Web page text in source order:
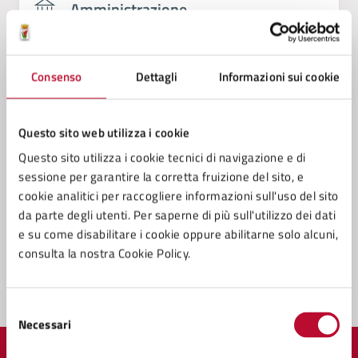
Consenso Dettagli Informazioni sui cookie
Questo sito web utilizza i cookie
Questo sito utilizza i cookie tecnici di navigazione e di
sessione per garantire la corretta fruizione del sito, e
cookie analitici per raccogliere informazioni sull'uso del sito
da parte degli utenti. Per saperne di più sull'utilizzo dei dati
e su come disabilitare i cookie oppure abilitarne solo alcuni,
consulta la nostra Cookie Policy.
delNecessari
Amministrazione
della Zona Val di Cecina
Servizio Cultura
Servizio Tributi
Settore 4 - (Sviluppo e Tutela del Territorio), Lavori
Pubblici, Progettazione, Direzione dei lavori,
Patrimonio Tecnico, Manutenzioni, Autoparco,
Servizi cimiteriali, Protezione Civile, Ambiente